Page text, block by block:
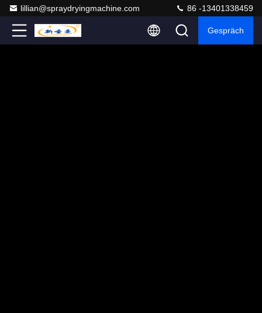
lillian@spraydryingmachine.com 86 -13401338459
Gespräch